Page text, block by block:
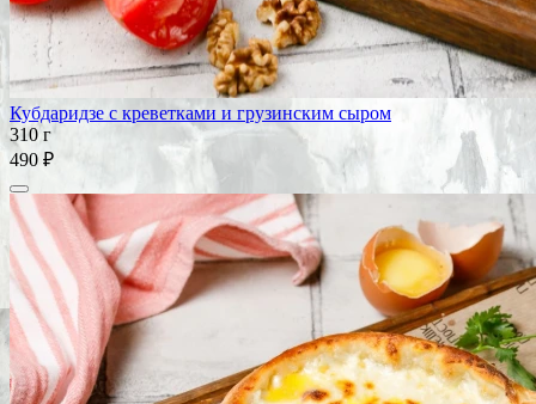
Кубдаридзе с креветками и грузинским сыром
310 г
490 ₽